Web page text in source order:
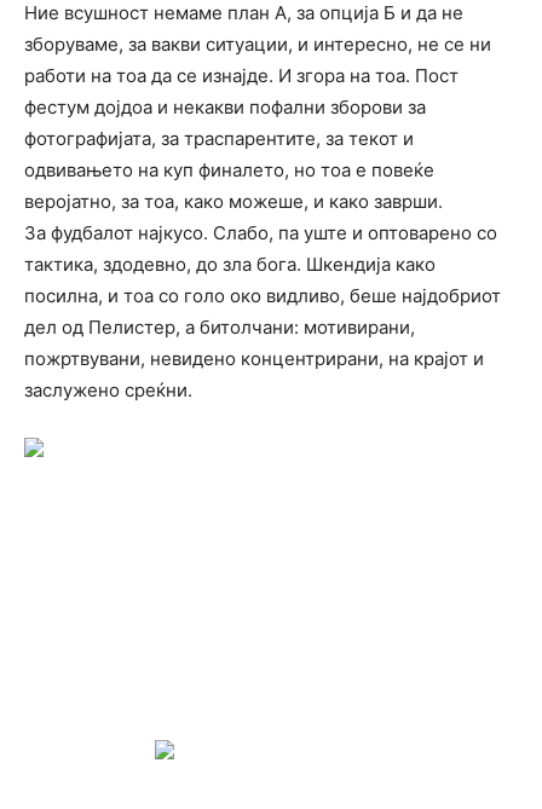
Ние всушност немаме план А, за опција Б и да не
зборуваме, за вакви ситуации, и интересно, не се ни
работи на тоа да се изнајде. И згора на тоа. Пост
фестум дојдоа и некакви пофални зборови за
фотографијата, за траспарентите, за текот и
одвивањето на куп финалето, но тоа е повеќе
веројатно, за тоа, како можеше, и како заврши.
За фудбалот најкусо. Слабо, па уште и оптоварено со
тактика, здодевно, до зла бога. Шкендија како
посилна, и тоа со голо око видливо, беше најдобриот
дел од Пелистер, а битолчани: мотивирани,
пожртвувани, невидено концентрирани, на крајот и
заслужено среќни.